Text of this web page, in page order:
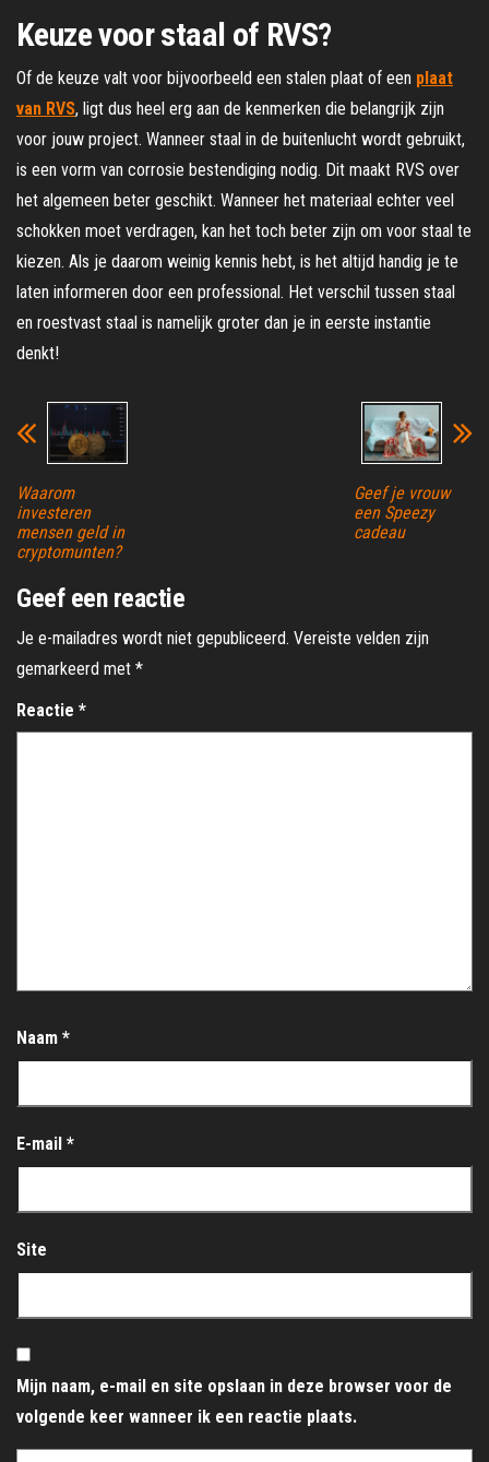
Keuze voor staal of RVS?
Of de keuze valt voor bijvoorbeeld een stalen plaat of een plaat
van RVS, ligt dus heel erg aan de kenmerken die belangrijk zijn
voor jouw project. Wanneer staal in de buitenlucht wordt gebruikt,
is een vorm van corrosie bestendiging nodig. Dit maakt RVS over
het algemeen beter geschikt. Wanneer het materiaal echter veel
schokken moet verdragen, kan het toch beter zijn om voor staal te
kiezen. Als je daarom weinig kennis hebt, is het altijd handig je te
laten informeren door een professional. Het verschil tussen staal
en roestvast staal is namelijk groter dan je in eerste instantie
denkt!
Waarom
investeren
mensen geld in
cryptomunten?
Geef je vrouw
een Speezy
cadeau
Geef een reactie
Je e-mailadres wordt niet gepubliceerd. Vereiste velden zijn
gemarkeerd met *
Reactie *
Naam *
E-mail *
Site
Mijn naam, e-mail en site opslaan in deze browser voor de
volgende keer wanneer ik een reactie plaats.